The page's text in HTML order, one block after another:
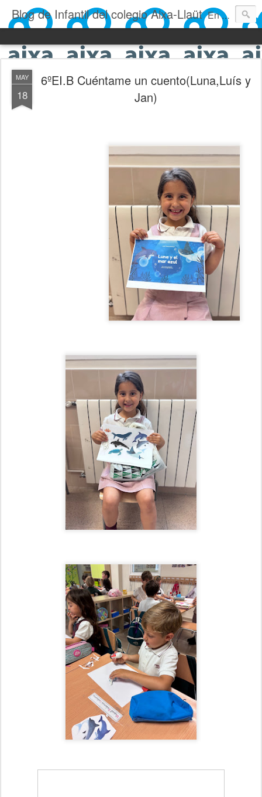
Blog de Infantil del colegio Aixa-Llaüt En nuestro blog verás las actividades del día a día de Infantil, de los alumnos de 0 a 6 años: los talleres, los experimentos, las rutinas, las clases, los patios, etc. ¡Todo aquello que los más pequeños no saben contar!
MAY
18
6ºEI.B Cuéntame un cuento(Luna,Luís y
Jan)